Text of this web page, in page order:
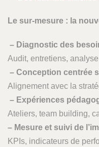
Le sur-mesure : la
– Diagnostic des
Audit, entretiens,
– Conception centrée
Alignement avec la
– Expériences
Ateliers, team building,
– Mesure et suivi de
KPIs, indicateurs de